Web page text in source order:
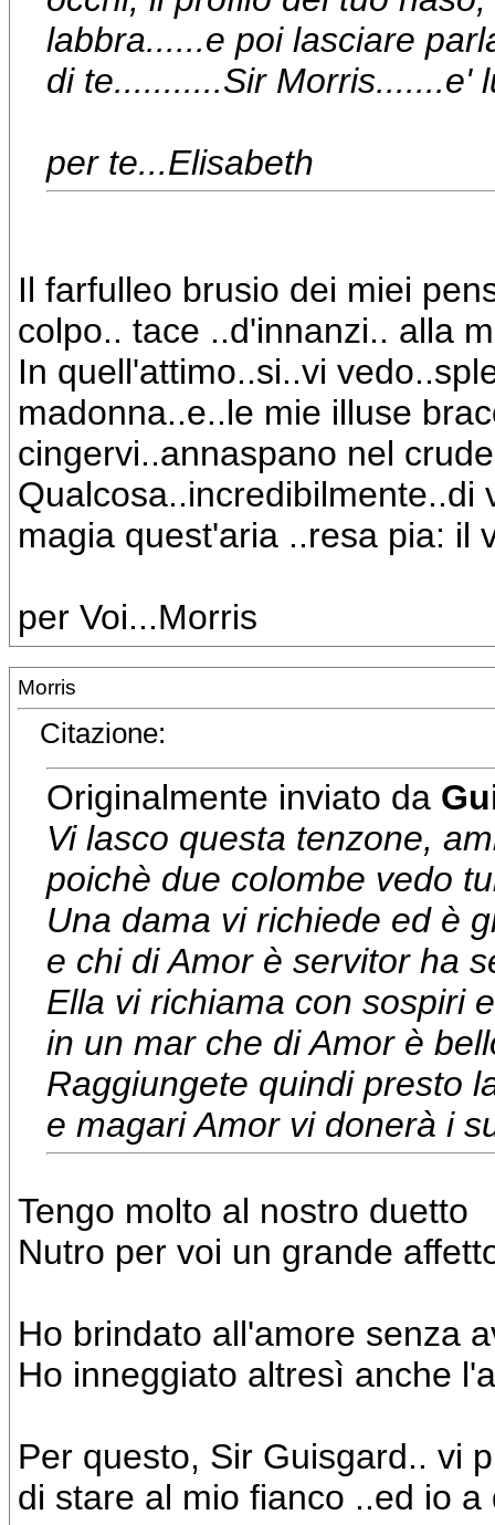
labbra......e poi lasciare
di te...........Sir Morris.......e'
per te...Elisabeth
Il farfulleo brusio dei miei
colpo.. tace ..d'innanzi.. alla
In quell'attimo..si..vi
madonna..e..le mie illuse
cingervi..annaspano nel
Qualcosa..incredibilmente..di
magia quest'aria ..resa pia: il
per Voi...Morris
Morris
Citazione:
Originalmente inviato da
Vi lasco questa tenzone,
poichè due colombe vedo
Una dama vi richiede ed è
e chi di Amor è servitor ha
Ella vi richiama con sospiri
in un mar che di Amor è
Raggiungete quindi presto
e magari Amor vi donerà i
Tengo molto al nostro duetto
Nutro per voi un grande
Ho brindato all'amore senza
Ho inneggiato altresì anche
Per questo, Sir Guisgard.. vi
di stare al mio fianco ..ed io a